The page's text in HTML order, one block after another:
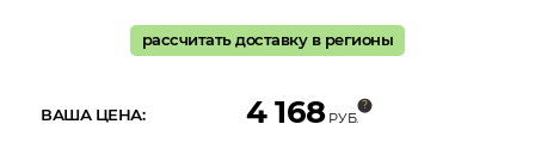
рассчитать доставку в регионы
ВАША ЦЕНА: 4 168 РУБ.